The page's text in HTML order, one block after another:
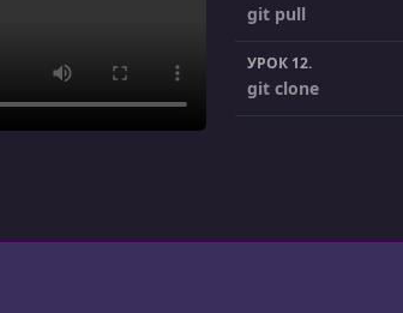
git pull
УРОК 12.
git clone